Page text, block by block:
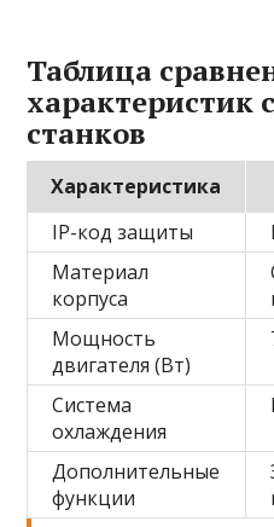
Таблица
характеристик
станков
Характеристика
IP-код защиты
Материал
корпуса
Мощность
двигателя (Вт)
Система
охлаждения
Дополнительные
функции